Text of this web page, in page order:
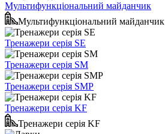
Мультифункціональний майданчик
Мультифункціональний майданчик
Тренажери серія SE
Тренажери серія SM
Тренажери серія SMP
Тренажери серія KF
Тренажери серія KF